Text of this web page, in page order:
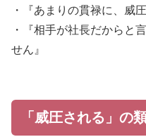
・『あまりの貫禄に、威
・『相手が社長だからと
せん』
「威圧される」の